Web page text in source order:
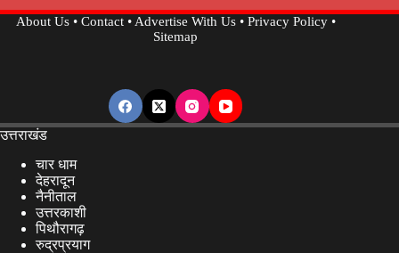
About Us• Contact•Advertise With Us• Privacy Policy•
Sitemap
उत्तराखंड
चार धाम
देहरादून
नैनीताल
उत्तरकाशी
पिथौरागढ़
रुद्रप्रयाग